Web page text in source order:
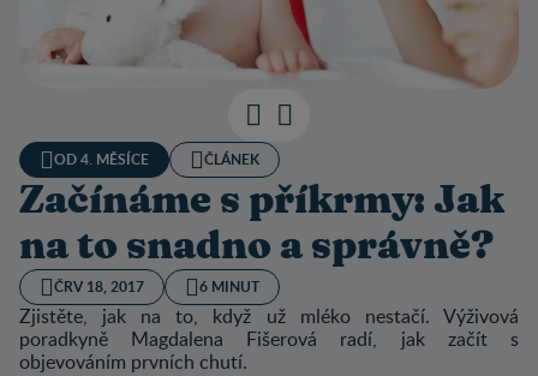
OD 4. MĚSÍCE ČLÁNEK
Začínáme s příkrmy: Jak
na to snadno a správně?
ČRV 18, 2017 6 MINUT
Zjistěte, jak na to, když už mléko nestačí. Výživová
poradkyně Magdalena Fišerová radí, jak začít s
objevováním prvních chutí.